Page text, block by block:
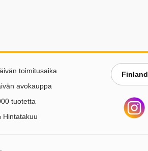
toimitusaika
avokauppa
tuotetta
Hintatakuu
Finland